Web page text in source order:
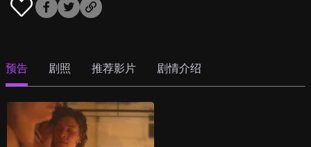
预告 剧照 推荐影片 剧情介绍